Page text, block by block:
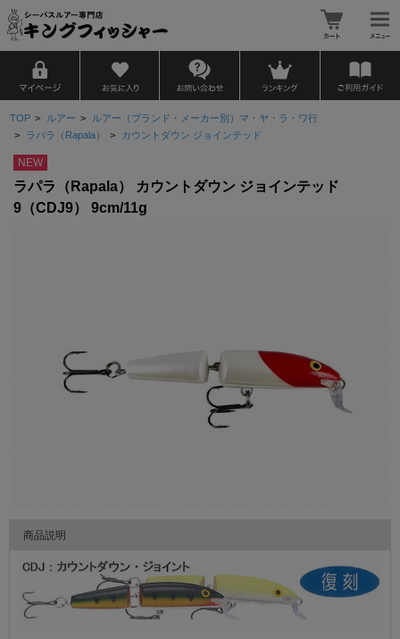
TOP > ルアー > ルアー（ブランド・メーカー別）マ・ヤ・ラ・ワ行
> ラパラ（Rapala） > カウントダウン ジョインテッド
NEW
ラパラ（Rapala） カウントダウン ジョインテッド
9（CDJ9） 9cm/11g
商品説明